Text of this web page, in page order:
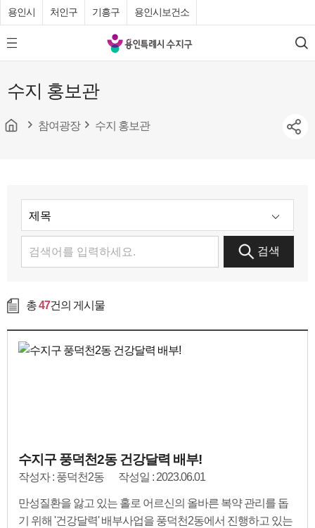
용인시 처인구 기흥구 용인시보건소
모
바
메
뉴
튼
용
인
수
검
색
수지 홍보관
참여광장 수지 홍보관
검색
총47건의 게시물
수지구 풍덕천2동 건강달력 배부!
작성자 : 풍덕천2동 작성일 : 2023.06.01
만성질환을 앓고 있는 홀로 어르신의 올바른 복약 관리를 돕
기 위해 '건강달력' 배부사업을 풍덕천2동에서 진행하고 있는